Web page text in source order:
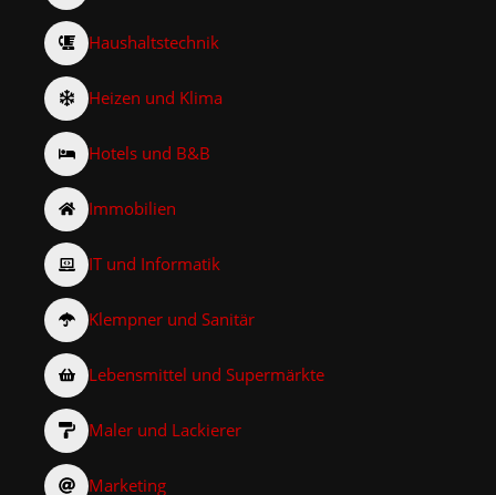
Haushaltstechnik
Heizen und Klima
Hotels und B&B
Immobilien
IT und Informatik
Klempner und Sanitär
Lebensmittel und Supermärkte
Maler und Lackierer
Marketing